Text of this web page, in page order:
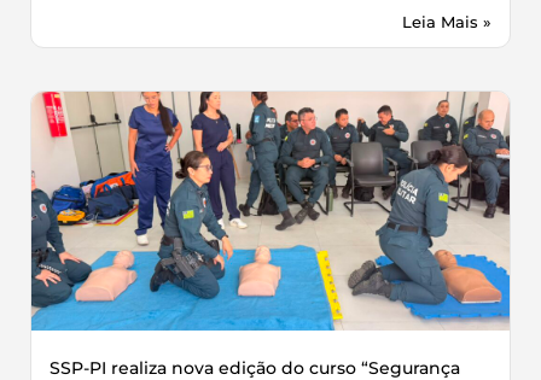
Leia Mais »
SSP-PI realiza nova edição do curso “Segurança